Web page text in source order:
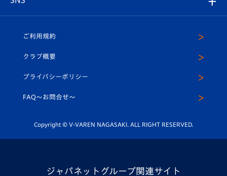
ホームタウン
平和祈念活動
ホームタウン活動
U-18
スクール
ヴィヴィくんインスタグラム
公式LINE＠
ご利用規約
クラブ概要
プライバシーポリシー
FAQ〜お問合せ〜
Copyright © V-VAREN NAGASAKI. ALL RIGHT RESERVED.
ジャパネットグループ関連サイト